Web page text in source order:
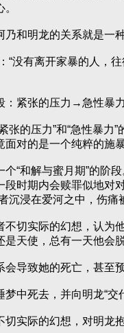
明龙的关系就是一种
有离开家暴的人，往
紧张的压力→急性暴
的压力”和“急性暴力”
面对的是一个纯粹的施
和解与蜜月期”的阶段
时期内会赎罪似地对
浸在爱河之中，伤痛
实际的幻想，认为
天使，总有一天他会脱
致她的死亡，甚至预
死去，并向明龙“交代
际的幻想，对明龙抱